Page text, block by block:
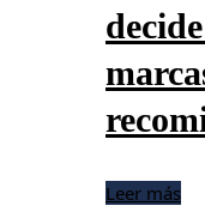
Leer más